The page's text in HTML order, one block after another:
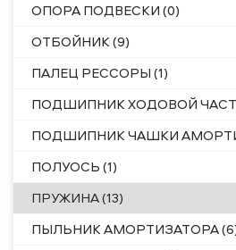
ОПОРА ПОДВЕСКИ (0)
ОТБОЙНИК (9)
ПАЛЕЦ РЕССОРЫ (1)
ПОДШИПНИК ХОДОВОЙ
ПОДШИПНИК ЧАШКИ
ПОЛУОСЬ (1)
ПРУЖИНА (13)
ПЫЛЬНИК АМОРТИЗАТОРА